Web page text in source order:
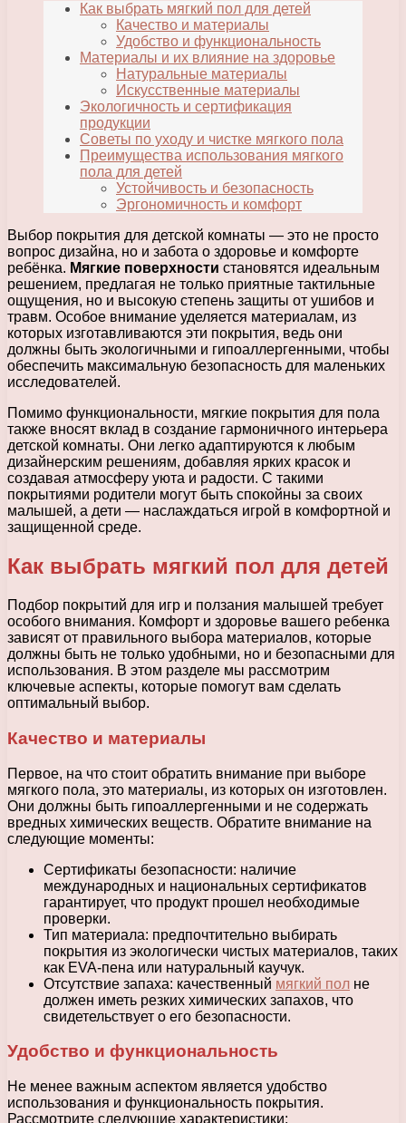
Как выбрать мягкий пол для детей
Качество и материалы
Удобство и функциональность
Материалы и их влияние на здоровье
Натуральные материалы
Искусственные материалы
Экологичность и сертификация
продукции
Советы по уходу и чистке мягкого пола
Преимущества использования мягкого
пола для детей
Устойчивость и безопасность
Эргономичность и комфорт
Выбор покрытия для детской комнаты — это не просто
вопрос дизайна, но и забота о здоровье и комфорте
ребёнка. Мягкие поверхности становятся идеальным
решением, предлагая не только приятные тактильные
ощущения, но и высокую степень защиты от ушибов и
травм. Особое внимание уделяется материалам, из
которых изготавливаются эти покрытия, ведь они
должны быть экологичными и гипоаллергенными, чтобы
обеспечить максимальную безопасность для маленьких
исследователей.
Помимо функциональности, мягкие покрытия для пола
также вносят вклад в создание гармоничного интерьера
детской комнаты. Они легко адаптируются к любым
дизайнерским решениям, добавляя ярких красок и
создавая атмосферу уюта и радости. С такими
покрытиями родители могут быть спокойны за своих
малышей, а дети — наслаждаться игрой в комфортной и
защищенной среде.
Как выбрать мягкий пол для детей
Подбор покрытий для игр и ползания малышей требует
особого внимания. Комфорт и здоровье вашего ребенка
зависят от правильного выбора материалов, которые
должны быть не только удобными, но и безопасными для
использования. В этом разделе мы рассмотрим
ключевые аспекты, которые помогут вам сделать
оптимальный выбор.
Качество и материалы
Первое, на что стоит обратить внимание при выборе
мягкого пола, это материалы, из которых он изготовлен.
Они должны быть гипоаллергенными и не содержать
вредных химических веществ. Обратите внимание на
следующие моменты:
Сертификаты безопасности: наличие
международных и национальных сертификатов
гарантирует, что продукт прошел необходимые
проверки.
Тип материала: предпочтительно выбирать
покрытия из экологически чистых материалов, таких
как EVA-пена или натуральный каучук.
Отсутствие запаха: качественный мягкий пол не
должен иметь резких химических запахов, что
свидетельствует о его безопасности.
Удобство и функциональность
Не менее важным аспектом является удобство
использования и функциональность покрытия.
Рассмотрите следующие характеристики: